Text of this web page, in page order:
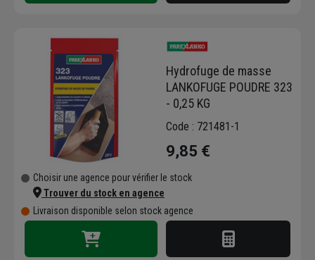
Hydrofuge de masse
LANKOFUGE POUDRE 323
- 0,25 KG
Code : 721481-1
9,85 €
Choisir une agence pour vérifier le stock
Trouver du stock en agence
Livraison disponible selon stock agence